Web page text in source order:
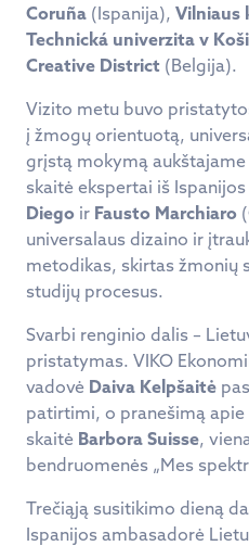
Coruña (Ispanija), Vilniaus
Technická univerzita v
Creative District (Belgija).
Vizito metu buvo
į žmogų orientuotą,
grįstą mokymą
skaitė ekspertai iš Ispanijos
Diego ir Fausto Marchiaro
universalaus dizaino ir
metodikas, skirtas žmonių
studijų procesus.
Svarbi renginio dalis –
pristatymas. VIKO
vadovė Daiva Kelpšaitė
patirtimi, o pranešimą
skaitė Barbora Suisse,
bendruomenės „Mes
Trečiąją susitikimo dieną
Ispanijos ambasadorė